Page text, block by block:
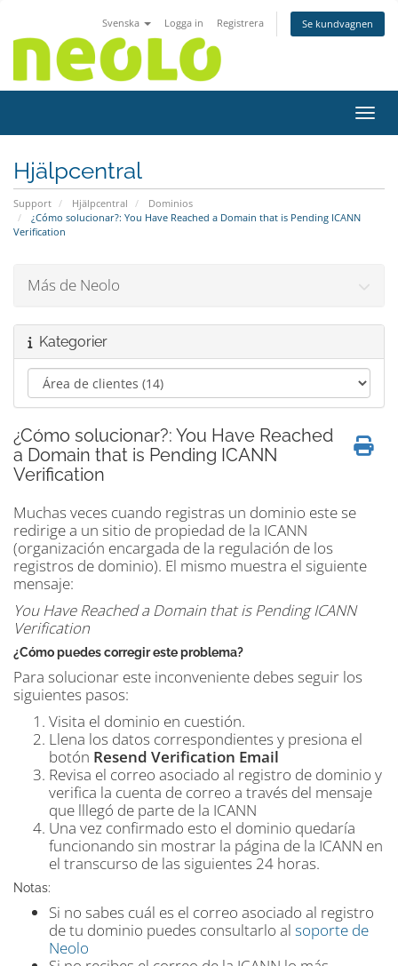
Svenska Logga in Registrera Se kundvagnen
Hjälpcentral
Support Hjälpcentral
Dominios
¿Cómo solucionar?: You Have Reached a Domain that is Pending ICANN
Verification
Más de Neolo
Kategorier
¿Cómo solucionar?: You Have Reached
a Domain that is Pending ICANN
Verification
Muchas veces cuando registras un dominio este se
redirige a un sitio de propiedad de la ICANN
(organización encargada de la regulación de los
registros de dominio). El mismo muestra el siguiente
mensaje:
You Have Reached a Domain that is Pending ICANN
Verification
¿Cómo puedes corregir este problema?
Para solucionar este inconveniente debes seguir los
siguientes pasos:
Visita el dominio en cuestión.
Llena los datos correspondientes y presiona el
botón Resend Verification Email
Revisa el correo asociado al registro de dominio y
verifica la cuenta de correo a través del mensaje
que lllegó de parte de la ICANN
Una vez confirmado esto el dominio quedaría
funcionando sin mostrar la página de la ICANN en
el transcurso de las siguientes 24 horas.
Notas:
Si no sabes cuál es el correo asociado al registro
de tu dominio puedes consultarlo al soporte de
Neolo